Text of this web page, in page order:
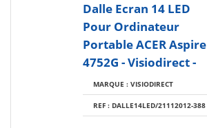
Dalle Ecran 14 LED
Pour Ordinateur
Portable ACER Aspire
4752G - Visiodirect -
MARQUE : VISIODIRECT
REF : DALLE14LED/21112012-388